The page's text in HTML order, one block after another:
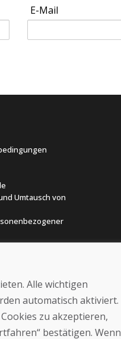
E-Mail
Umtausch von
Alle wichtigen
automatisch aktiviert.
zu akzeptieren,
bestätigen. Wenn